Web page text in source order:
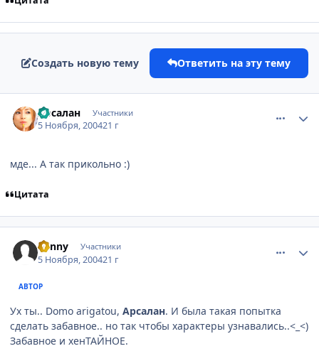
Создать новую тему Ответить на эту тему
Арсалан Участники
5 Ноября, 200421 г
мде... А так прикольно :)
Цитата
Sunny Участники
5 Ноября, 200421 г
АВТОР
Ух ты.. Domo arigatou, Арсалан. И была такая попытка
сделать забавное.. но так чтобы характеры узнавались..<_<)
Забавное и хенТАЙНОЕ.